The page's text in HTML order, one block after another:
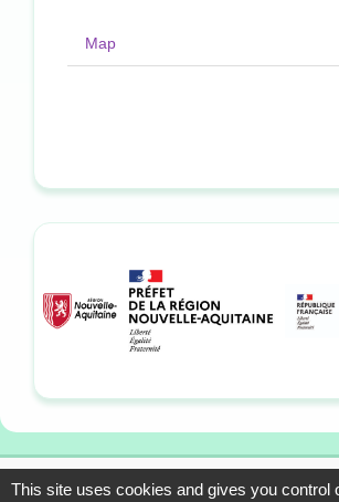
Map
This site uses cookies and gives you control